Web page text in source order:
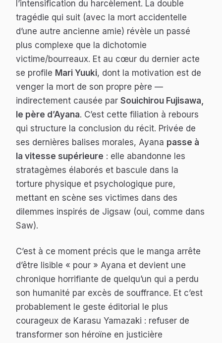
l’intensification du harcèlement. La double
tragédie qui suit (avec la mort accidentelle
d’une autre ancienne amie) révèle un passé
plus complexe que la dichotomie
victime/bourreaux. Et au cœur du dernier acte
se profile Mari Yuuki, dont la motivation est de
venger la mort de son propre père —
indirectement causée par Souichirou Fujisawa,
le père d’Ayana. C’est cette filiation à rebours
qui structure la conclusion du récit. Privée de
ses dernières balises morales, Ayana passe à
la vitesse supérieure : elle abandonne les
stratagèmes élaborés et bascule dans la
torture physique et psychologique pure,
mettant en scène ses victimes dans des
dilemmes inspirés de Jigsaw (oui, comme dans
Saw).
C’est à ce moment précis que le manga arrête
d’être lisible « pour » Ayana et devient une
chronique horrifiante de quelqu’un qui a perdu
son humanité par excès de souffrance. Et c’est
probablement le geste éditorial le plus
courageux de Karasu Yamazaki : refuser de
transformer son héroïne en justicière